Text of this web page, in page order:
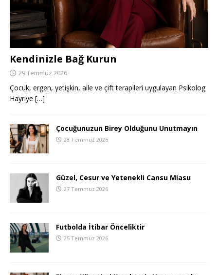
Kendinizle Bağ Kurun
29 Temmuz 2026
Çocuk, ergen, yetişkin, aile ve çift terapileri uygulayan Psikolog
Hayriye […]
Çocuğunuzun Birey Olduğunu Unutmayın
28 Temmuz 2026
Güzel, Cesur ve Yetenekli Cansu Miasu
27 Temmuz 2026
Futbolda İtibar Önceliktir
25 Temmuz 2026